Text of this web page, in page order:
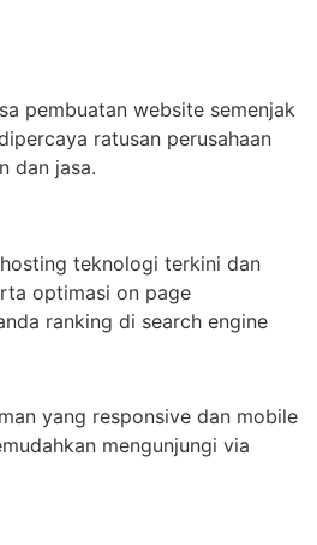
pembuatan website semenjak
ratusan perusahaan
dan jasa.
teknologi terkini dan
optimasi on page
ranking di search engine
yang responsive dan mobile
mengunjungi via